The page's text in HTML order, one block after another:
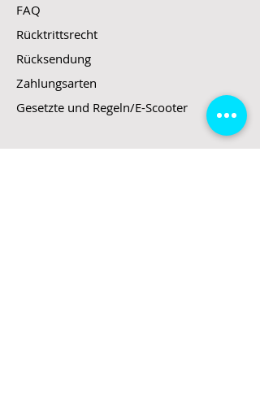
FAQ
Rücktrittsrecht
Rücksendung
Zahlungsarten
Gesetzte und Regeln/E-Scooter